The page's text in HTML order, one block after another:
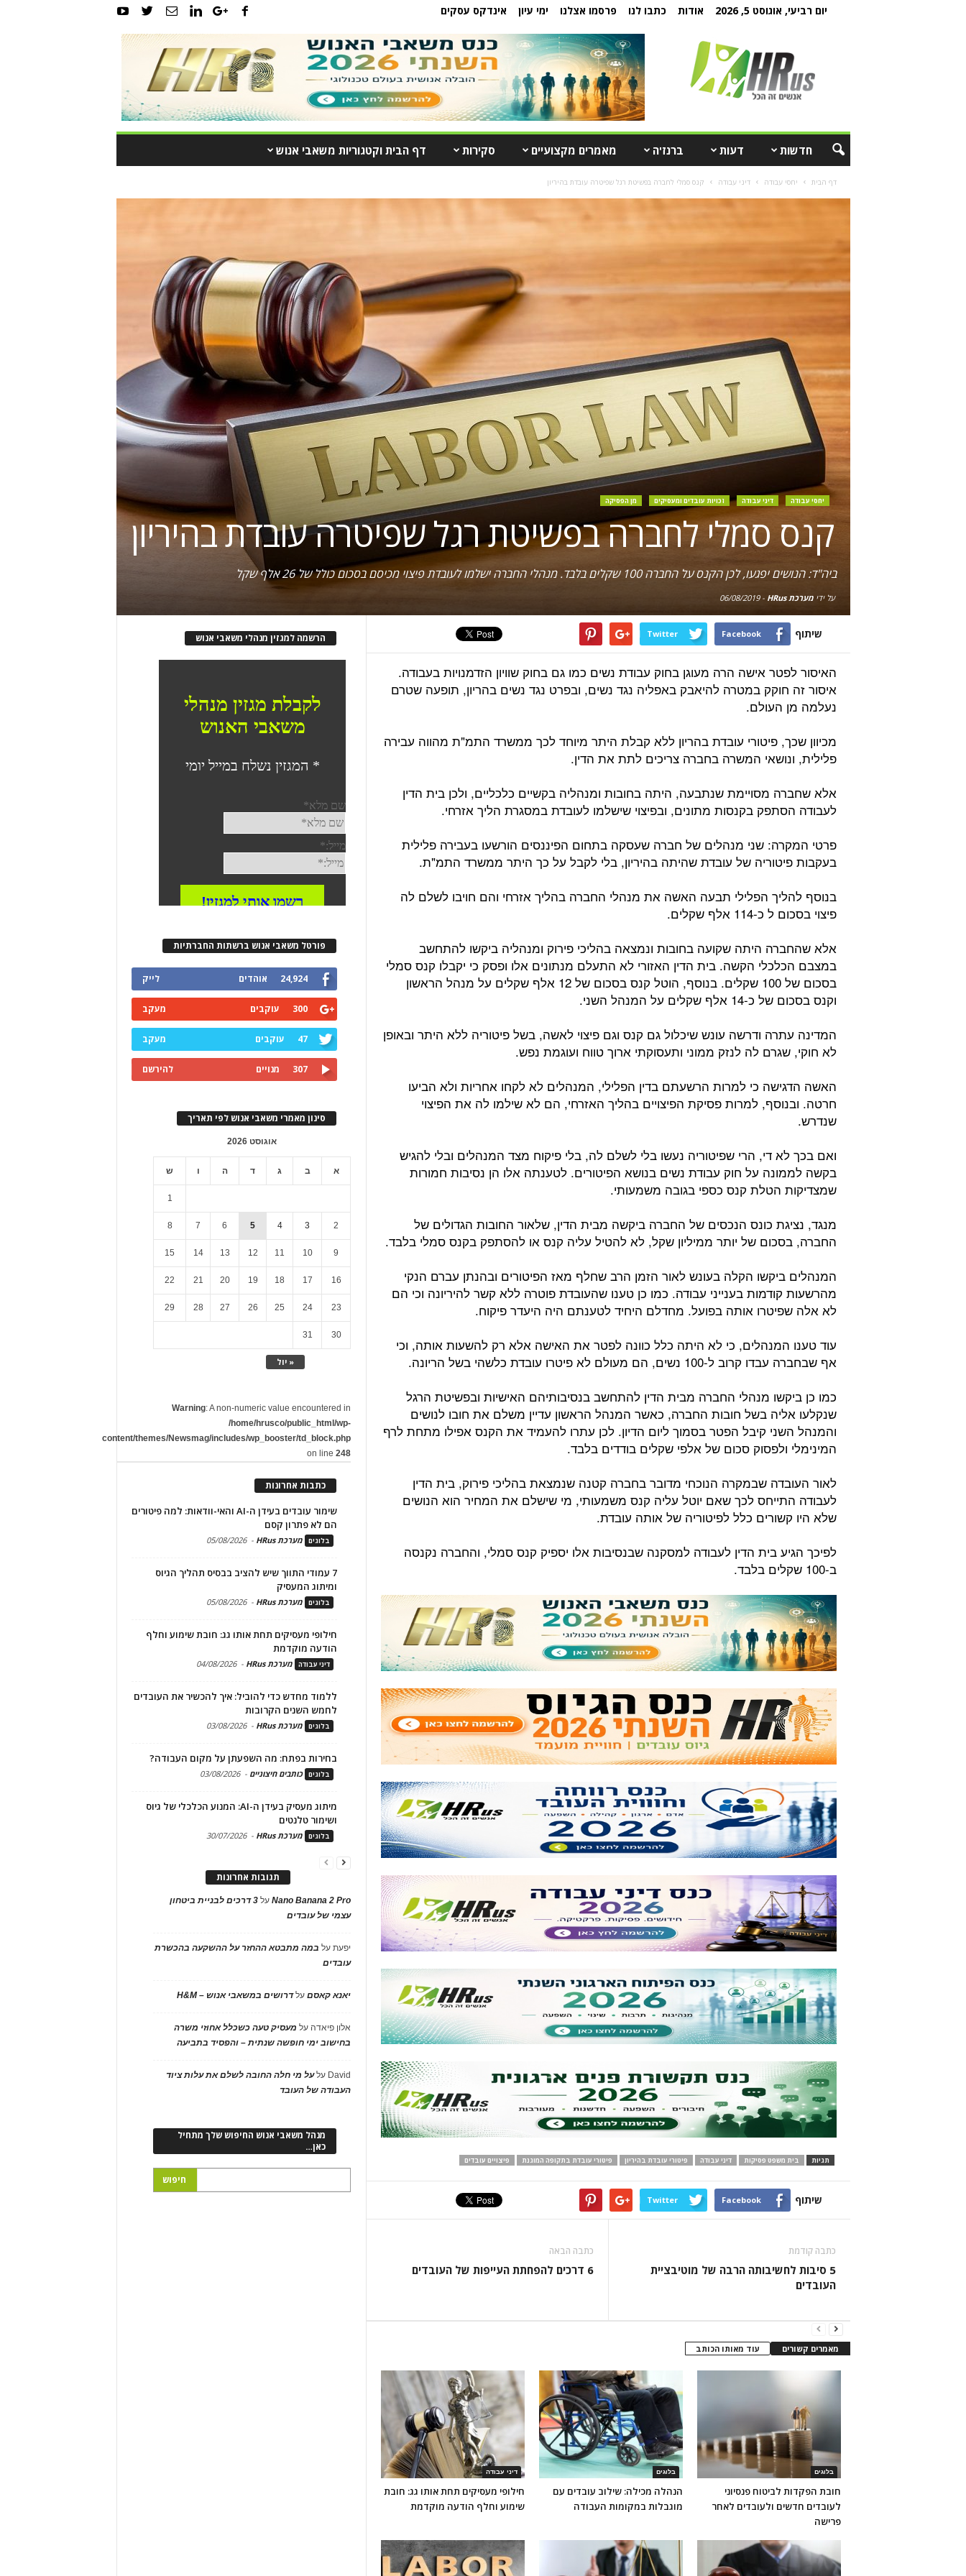
יום רביעי, אוגוסט 5, 2026 אודות כתבו לנו פרסמו אצלנו ימי עיון אינדקס עסקים
חדשות דעות ברנז'ה מאמרים מקצועיים סקירות דף הבית וקטגוריות משאבי אנוש
דף הבית יחסי עבודה דיני עבודה קנס סמלי לחברה בפשיטת רגל שפיטרה עובדת בהיריון
יחסי עבודה דיני עבודה זכויות עובדים ומעסיקים מן הפסיקה
קנס סמלי לחברה בפשיטת רגל שפיטרה עובדת בהיריון
ביה"ד: הנושים יפגעו, לכן הקנס על החברה 100 שקלים בלבד. מנהלי החברה ישלמו לעובדת פיצוי מכיסם בסכום כולל של 26 אלף שקל
על ידימערכת HRus -
06/08/2019
שיתוף Facebook
Twitter
האיסור לפטר אישה הרה מעוגן בחוק עבודת נשים כמו גם בחוק שוויון הזדמנויות בעבודה.
איסור זה חוקק במטרה להיאבק באפליה נגד נשים, ובפרט נגד נשים בהריון, תופעה שטרם
נעלמה מן העולם.
מכיוון שכך, פיטורי עובדת בהריון ללא קבלת היתר מיוחד לכך ממשרד התמ"ת מהווה עבירה
פלילית, ונושאי המשרה בחברה צריכים לתת את הדין.
אלא שחברה מסויימת שנתבעה, היתה בחובות ומנהליה בקשיים כלכליים, ולכן בית הדין
לעבודה הסתפק בקנסות מתונים, ובפיצוי שישלמו לעובדת במסגרת הליך אזרחי.
פרטי המקרה: שני מנהלים של חברה שעסקה בתחום הפיננסים הורשעו בעבירה פלילית
בעקבות פיטוריה של עובדת שהיתה בהיריון, בלי לקבל על כך היתר ממשרד התמ"ת.
בנוסף להליך הפלילי תבעה האשה את מנהלי החברה בהליך אזרחי והם חויבו לשלם לה
פיצוי בסכום ל כ-114 אלף שקלים.
אלא שהחברה היתה שקועה בחובות ונמצאה בהליכי פירוק ומנהליה ביקשו להתחשב
במצבם הכלכלי הקשה. בית הדין האזורי לא התעלם מנתונים אלו ופסק כי יקבלו קנס סמלי
בסכום של 100 שקלים. בנוסף, הוטל קנס בסכום של 12 אלף שקלים על מנהל הראשון
וקנס בסכום של כ-14 אלף שקלים על המנהל השני.
המדינה עתרה ודרשה עונש שיכלול גם קנס וגם פיצוי לאשה, בשל פיטוריה ללא היתר ובאופן
לא חוקי, שגרם לה לנזק ממוני ותעסוקתי ארוך טווח ועוגמת נפש.
האשה הדגישה כי למרות הרשעתם בדין הפלילי, המנהלים לא לקחו אחריות ולא הביעו
חרטה. ובנוסף, למרות פסיקת הפיצויים בהליך האזרחי, הם לא שילמו לה את הפיצוי
שנדרש.
ואם בכך לא די, הרי שפיטוריה נעשו בלי לשלם לה, בלי פיקוח מצד המנהלים ובלי להגיש
בקשה לממונה על חוק עבודת נשים בנושא הפיטורים. לטענתה אלו הן נסיבות חמורות
שמצדיקות הטלת קנס כספי בגובה משמעותי.
מנגד, נציגת כונס הנכסים של החברה ביקשה מבית הדין, שלאור החובות הגדולים של
החברה, בסכום של יותר ממיליון שקל, לא להטיל עליה קנס או להסתפק בקנס סמלי בלבד.
המנהלים ביקשו הקלה בעונש לאור הזמן הרב שחלף מאז הפיטורים ובהנתן עברם הנקי
מהרשעות קודמות בענייני עבודה. כמו כן טענו שהעובדת פוטרה ללא קשר להיריונה וכי הם
לא אלה שפיטרו אותה בפועל. מחדלם היחיד לטענתם היה היעדר פיקוח.
עוד טענו המנהלים, כי לא היתה כלל כוונה לפטר את האישה אלא רק להשעות אותה, וכי
אף שבחברה עבדו קרוב ל-100 נשים, הם מעולם לא פיטרו עובדת כלשהי בשל הריונה.
כמו כן ביקשו מנהלי החברה מבית הדין להתחשב בנסיבותיהם האישיות ובפשיטת הרגל
שנקלעו אליה בשל חובות החברה, כאשר המנהל הראשון עדיין משלם את חובו לנושים
והמנהל השני קיבל הפטר בסמוך ליום הדיון. לכן עתרו להעמיד את הקנס אפילו מתחת לרף
המינימלי ולפסוק סכום של אלפי שקלים בודדים בלבד.
לאור העובדה שבמקרה הנוכחי מדובר בחברה קטנה שנמצאת בהליכי פירוק, בית הדין
לעבודה התייחס לכך שאם יוטל עליה קנס משמעותי, מי שישלם את המחיר הוא הנושים
שלא היו קשורים כלל לפיטוריה של אותה עובדת.
לפיכך הגיע בית הדין לעבודה למסקנה שבנסיבות אלו יספיק קנס סמלי, והחברה נקנסה
ב-100 שקלים בלבד.
תגיות בית משפט פסיקות דיני עבודה פיטורי עובדת בהיריון פיטורי עובדת בתקופה המוגנת פיצויים עובדים
שיתוף Facebook
Twitter
כתבה קודמת
5 סיבות לחשיבותה הרבה של מוטיבציית
העובדים
כתבה הבאה
6 דרכים להפחתת העייפות של העובדים
מאמרים קשורים עוד מאותו הכותב
דיני עבודה
חילופי מעסיקים תחת אותו גג: חובת
שימוע וחלף הודעה מוקדמת
בלוגים
הנהלה מכילה: שילוב עובדים עם
מוגבלות במקומות העבודה
בלוגים
חובת הפקדות לביטוח פנסיוני
לעובדים חדשים ולעובדים לאחר
פרישה
הרשמה למגזין מנהלי משאבי אנוש
פורטל משאבי אנוש ברשתות החברתיות
24,924 אוהדים לייק
300 עוקבים מעקב
47 עוקבים מעקב
307 מנויים להירשם
סינון מאמרי משאבי אנוש לפי תאריך
אוגוסט 2026
א ב ג ד ה ו ש
« יול
1
2
3
4
5
6
7
8
9
10
11
12
13
14
15
16
17
18
19
20
21
22
23
24
25
26
27
28
29
30
31
Warning: A non-numeric value encountered in
/home/hrusco/public_html/wp-
content/themes/Newsmag/includes/wp_booster/td_block.php
on line248
כתבות אחרונות
שימור עובדים בעידן ה-AI והאי-וודאות: למה פיטורים
הם לא פתרון קסם
בלוגים מערכת HRus -
05/08/2026
7 עמודי התווך שיש להציב בבסיס תהליך הגיוס
ומיתוג המעסיק
בלוגים מערכת HRus -
05/08/2026
חילופי מעסיקים תחת אותו גג: חובת שימוע וחלף
הודעה מוקדמת
דיני עבודה מערכת HRus -
04/08/2026
ללמוד מחדש כדי להוביל: איך להכשיר את העובדים
לחמש השנים הקרובות
בלוגים מערכת HRus -
03/08/2026
בחירות בפתח: מה השפעתן על מקום העבודה?
בלוגים כותבים חיצוניים -
03/08/2026
מיתוג מעסיק בעידן ה-AI: המנוע הכלכלי של גיוס
ושימור טלנטים
בלוגים מערכת HRus -
30/07/2026
תגובות אחרונות
Nano Banana 2 Proעל
3 דרכים לבניית ביטחון
עצמי של עובדים
יפעתעל במה מתבטא ההחזר על ההשקעה בהכשרת
עובדים
יאנא קאסםעלדרושים במשאבי אנוש – H&M
אלון פיאדה על מעסיק טעה כשכלל אחוזי משרה
בחישוב ימי חופשה שנתית – והפסיד בתביעה
David עלעל מי חלה החובה לשלם את עלות ציוד
העבודה של העובד
מנהל משאבי אנוש החיפוש שלך מתחיל
כאן…